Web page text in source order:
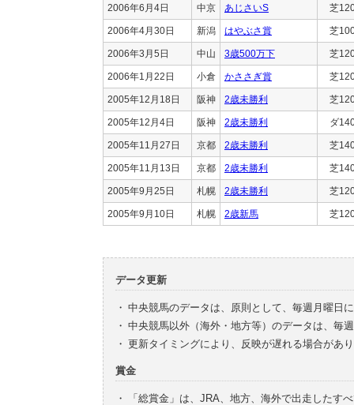
2006年6月4日 中京 あじさいS 芝
2006年4月30日 新潟 はやぶさ賞 芝
2006年3月5日 中山 3歳500万下 芝
2006年1月22日 小倉 かささぎ賞 芝
2005年12月18日 阪神 2歳未勝利 芝
2005年12月4日 阪神 2歳未勝利 ダ
2005年11月27日 京都 2歳未勝利 芝
2005年11月13日 京都 2歳未勝利 芝
2005年9月25日 札幌 2歳未勝利 芝
2005年9月10日 札幌 2歳新馬 芝
データ更新
・ 中央競馬のデータは、原則として、毎週月曜日
・ 中央競馬以外（海外・地方等）のデータは、毎
・ 更新タイミングにより、反映が遅れる場合があ
賞金
・
「総賞金」は、JRA、地方、海外で出走したす